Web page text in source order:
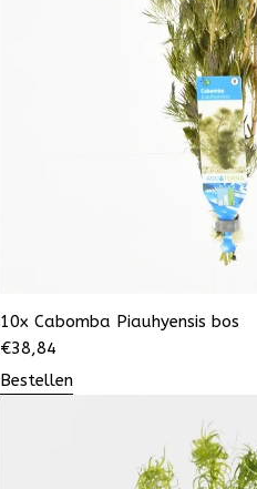
10x Cabomba Piauhyensis bos
€38,84
Bestellen